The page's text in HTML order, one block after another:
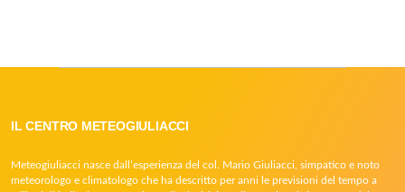
IL CENTRO METEOGIULIACCI
Meteogiuliacci nasce dall’esperienza del col. Mario Giuliacci, simpatico e noto
meteorologo e climatologo che ha descritto per anni le previsioni del tempo a